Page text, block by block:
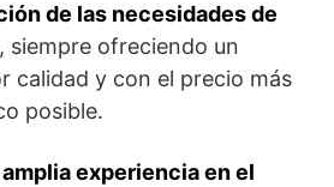
de las necesidades de
, siempre ofreciendo un
calidad y con el precio más
posible.
experiencia en el